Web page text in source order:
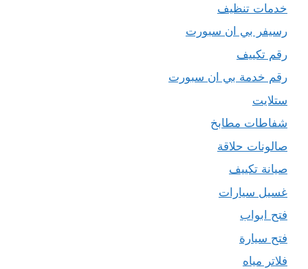
خدمات تنظيف
رسيفر بي ان سبورت
رقم تكييف
رقم خدمة بي ان سبورت
ستلايت
شفاطات مطابخ
صالونات حلاقة
صيانة تكييف
غسيل سيارات
فتح ابواب
فتح سيارة
فلاتر مياه